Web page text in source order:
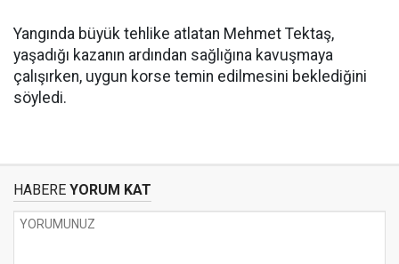
Yangında büyük tehlike atlatan Mehmet Tektaş,
yaşadığı kazanın ardından sağlığına kavuşmaya
çalışırken, uygun korse temin edilmesini beklediğini
söyledi.
HABERE YORUM KAT